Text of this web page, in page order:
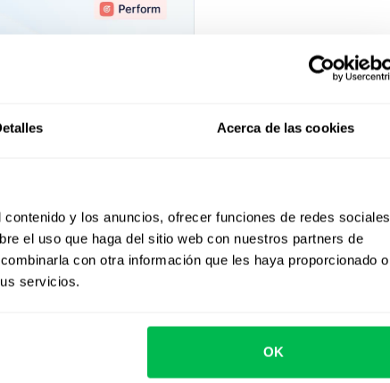
Acerca de las cookies
y los anuncios, ofrecer funciones de redes sociales
el uso que haga del sitio web con nuestros partners de
con otra información que les haya proporcionado o
servicios.
OK